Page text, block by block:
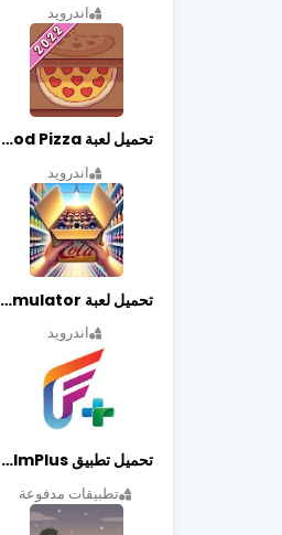
اندرويد
تحميل لعبة Good Pizza مهكرة اخر اصدار
اندرويد
تحميل لعبة Retail Store Simulator مهكرة اخر اصدار
اندرويد
تحميل تطبيق FilmPlus أخر إصدار
تطبيقات مدفوعة